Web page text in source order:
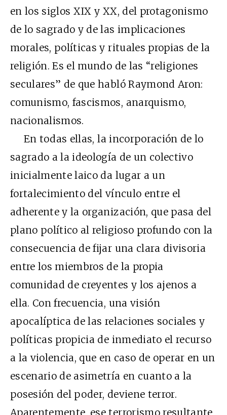
en los siglos XIX y XX, del protagonismo
de lo sagrado y de las implicaciones
morales, políticas y rituales propias de la
religión. Es el mundo de las “religiones
seculares” de que habló Raymond Aron:
comunismo, fascismos, anarquismo,
nacionalismos.
En todas ellas, la incorporación de lo
sagrado a la ideología de un colectivo
inicialmente laico da lugar a un
fortalecimiento del vínculo entre el
adherente y la organización, que pasa del
plano político al religioso profundo con la
consecuencia de fijar una clara divisoria
entre los miembros de la propia
comunidad de creyentes y los ajenos a
ella. Con frecuencia, una visión
apocalíptica de las relaciones sociales y
políticas propicia de inmediato el recurso
a la violencia, que en caso de operar en un
escenario de asimetría en cuanto a la
posesión del poder, deviene terror.
Aparentemente, ese terrorismo resultante